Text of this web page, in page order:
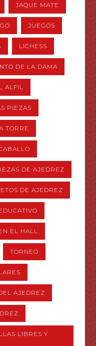
JAQUE MATE
JUEGOS
LICHESS
DE LA DAMA
ALFIL
PIEZAS
TORRE
DE AJEDREZ
DE AJEDREZ
EL HALL
TORNEO
AJEDREZ
LIBRES Y